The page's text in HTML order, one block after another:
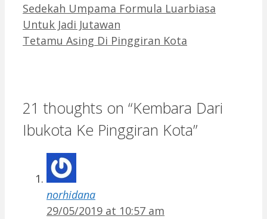
Sedekah Umpama Formula Luarbiasa
Untuk Jadi Jutawan
Tetamu Asing Di Pinggiran Kota
21 thoughts on “Kembara Dari
Ibukota Ke Pinggiran Kota”
norhidana
29/05/2019 at 10:57 am